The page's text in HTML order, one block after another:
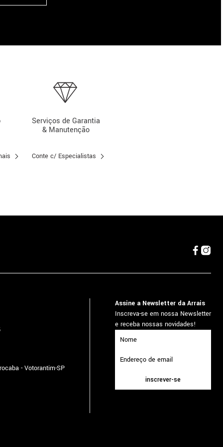
Serviços de Garantia
& Manutenção
Conte c/ Especialistas
- Votorantim-SP
Assine a Newsletter da Arrais
Inscreva-se em nossa Newsletter
e receba nossas novidades!
inscrever-se